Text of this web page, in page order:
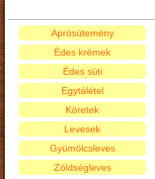
Aprósütemény
Édes krémek
Édes süti
Egytálétel
Köretek
Levesek
Gyümölcsleves
Zöldségleves